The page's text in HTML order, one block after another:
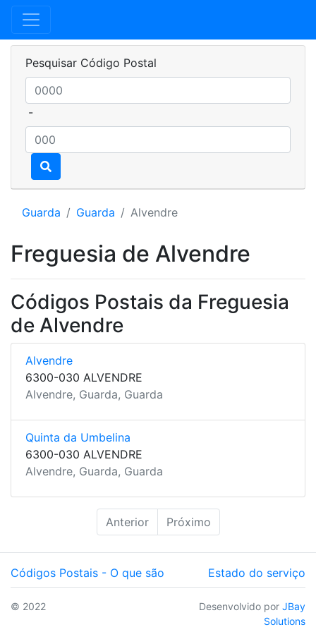
Pesquisar Código Postal
-
Guarda Guarda Alvendre
Freguesia de Alvendre
Códigos Postais da Freguesia
de Alvendre
Alvendre
6300-030 ALVENDRE
Alvendre, Guarda, Guarda
Quinta da Umbelina
6300-030 ALVENDRE
Alvendre, Guarda, Guarda
Anterior Próximo
Códigos Postais - O que são Estado do serviço
© 2022 Desenvolvido por JBay
Solutions